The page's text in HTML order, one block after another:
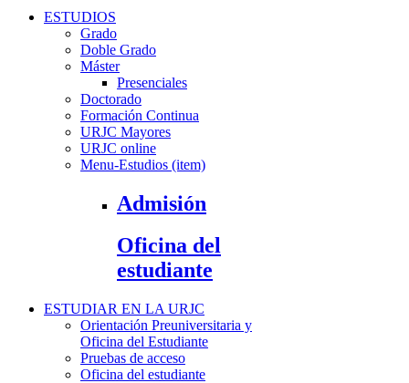
ESTUDIOS
Grado
Doble Grado
Máster
Presenciales
Doctorado
Formación Continua
URJC Mayores
URJC online
Menu-Estudios (item)
Admisión
Oficina del
estudiante
ESTUDIAR EN LA URJC
Orientación Preuniversitaria y
Oficina del Estudiante
Pruebas de acceso
Oficina del estudiante